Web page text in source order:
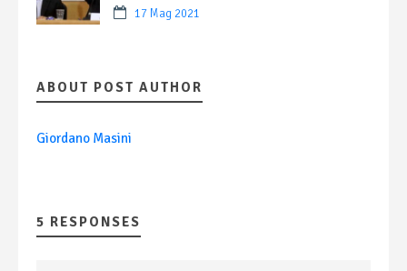
17 Mag 2021
ABOUT POST AUTHOR
Giordano Masini
5 RESPONSES